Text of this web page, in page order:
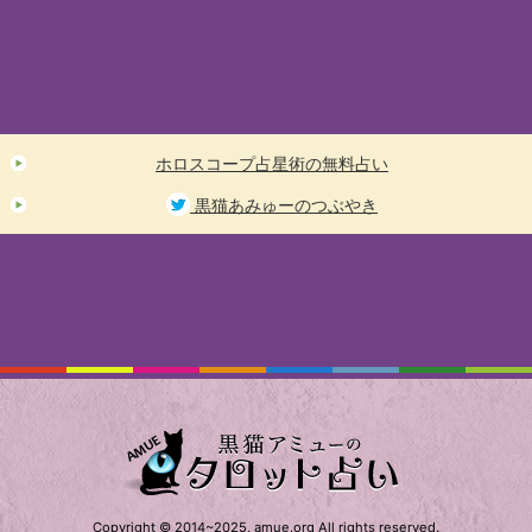
ホロスコープ占星術の無料占い
黒猫あみゅーのつぶやき
Copyright © 2014~2025, amue.org All rights reserved.